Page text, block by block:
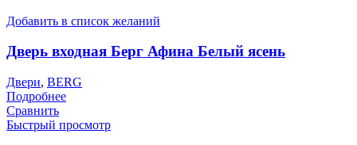
Добавить в список желаний
Дверь входная Берг Афина Белый ясень
Двери, BERG
Подробнее
Сравнить
Быстрый просмотр